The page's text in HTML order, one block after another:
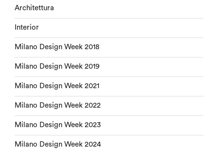
Architettura
Interior
Milano Design Week 2018
Milano Design Week 2019
Milano Design Week 2021
Milano Design Week 2022
Milano Design Week 2023
Milano Design Week 2024